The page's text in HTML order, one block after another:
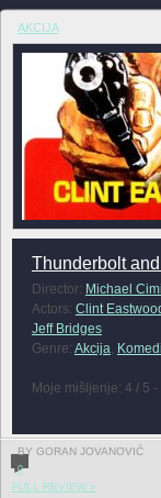
AKCIJA
Thunderbolt
Director: Michael
Actors: Clint
Jeff Bridges
Genre: Akcija,
Moje mišljenje: 4 / 5
BY GORAN JOVANOVIĆ
0
FULL REVIEW »